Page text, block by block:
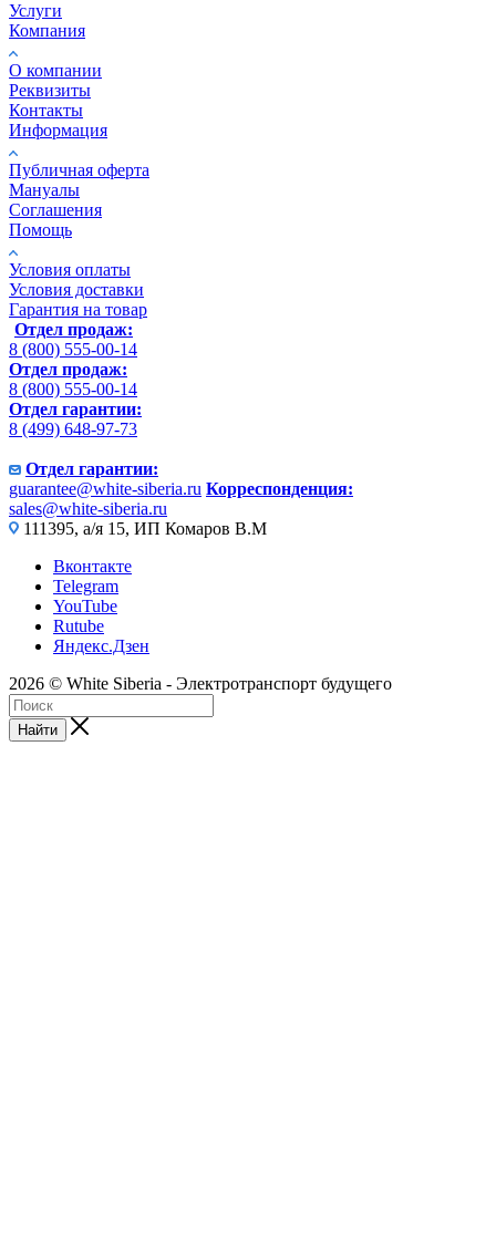
Услуги
Компания
О компании
Реквизиты
Контакты
Информация
Публичная оферта
Мануалы
Соглашения
Помощь
Условия оплаты
Условия доставки
Гарантия на товар
Отдел продаж:
8 (800) 555-00-14
Отдел продаж:
8 (800) 555-00-14
Отдел гарантии:
8 (499) 648-97-73
Отдел гарантии:
guarantee@white-siberia.ru Корреспонденция:
sales@white-siberia.ru
111395, а/я 15, ИП Комаров В.М
Вконтакте
Telegram
YouTube
Rutube
Яндекс.Дзен
2026 © White Siberia - Электротранспорт будущего
Найти